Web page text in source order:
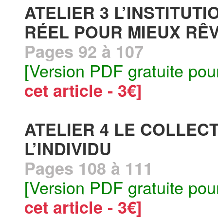
ATELIER 3
RÉEL POUR MIEUX
Pages 92 à 107
[Version PDF gratuite
cet article - 3€]
ATELIER 4 LE
L’INDIVIDU
Pages 108 à 111
[Version PDF gratuite
cet article - 3€]